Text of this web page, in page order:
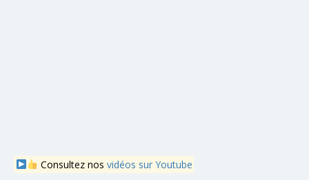
Consultez nos vidéos sur Youtube